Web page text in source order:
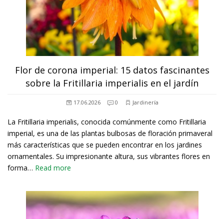
Flor de corona imperial: 15 datos fascinantes
sobre la Fritillaria imperialis en el jardín
17.06.2026 0 Jardinería
La Fritillaria imperialis, conocida comúnmente como Fritillaria
imperial, es una de las plantas bulbosas de floración primaveral
más características que se pueden encontrar en los jardines
ornamentales. Su impresionante altura, sus vibrantes flores en
forma… Read more